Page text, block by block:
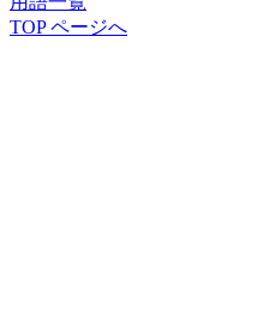
TOP ページへ